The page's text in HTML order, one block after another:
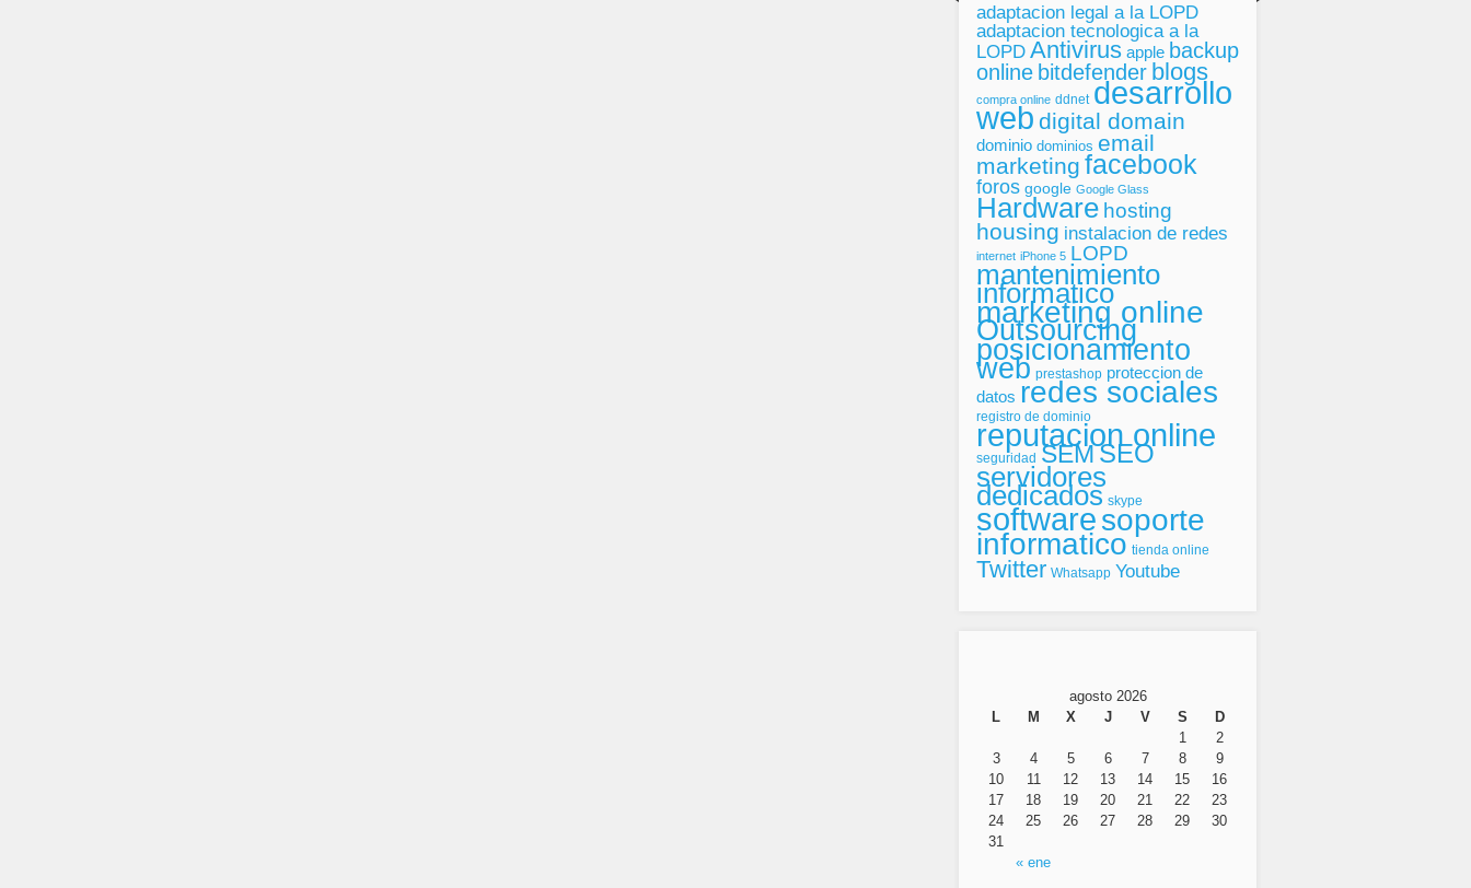
adaptacion legal a la LOPD
adaptacion tecnologica a la
LOPD Antivirus apple backup
online bitdefender blogs
compra online ddnet desarrollo
web digital domain
dominio dominios email
marketing facebook
foros google Google Glass
Hardware hosting
housing instalacion de redes
internet iPhone 5 LOPD
mantenimiento
informatico
marketing online
Outsourcing
posicionamiento
web prestashop proteccion de
datos redes sociales
registro de dominio
reputacion online
seguridad SEMSEO
servidores
dedicados skype
softwaresoporte
informatico tienda online
Twitter Whatsapp Youtube
agosto 2026
L
M X J V S D
« ene
1
2
3
4 5 6 7 8
9
10
11 12 13 14 15
16
17
18 19 20 21 22
23
24
25 26 27 28 29
30
31